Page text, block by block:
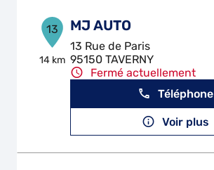
13
14 km
MJ AUTO
13 Rue de Paris
95150 TAVERNY
Fermé actuellement
Téléphone
Voir plus